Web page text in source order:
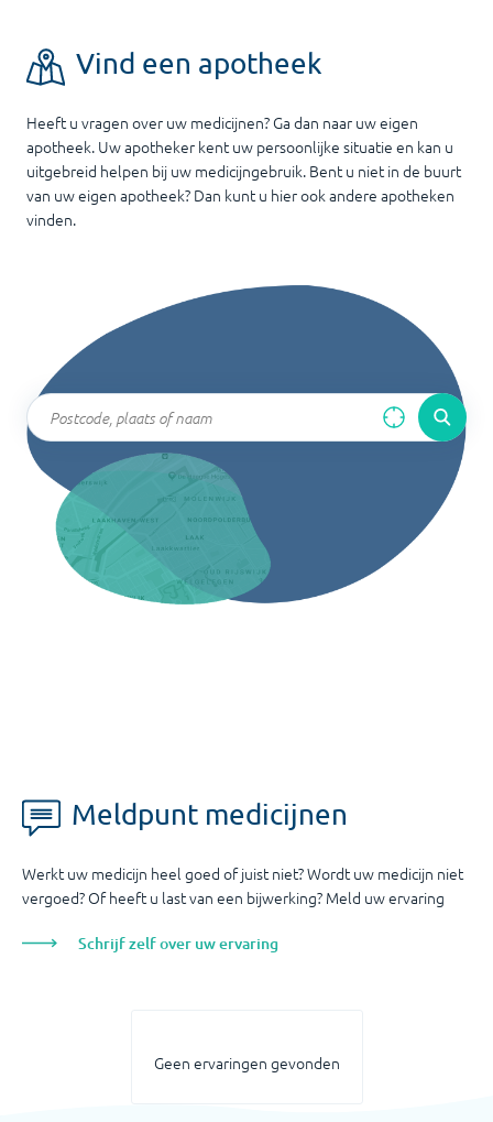
Vind een apotheek
Heeft u vragen over uw medicijnen? Ga dan naar uw eigen
apotheek. Uw apotheker kent uw persoonlijke situatie en kan u
uitgebreid helpen bij uw medicijngebruik. Bent u niet in de buurt
van uw eigen apotheek? Dan kunt u hier ook andere apotheken
vinden.
Meldpunt medicijnen
Werkt uw medicijn heel goed of juist niet? Wordt uw medicijn niet
vergoed? Of heeft u last van een bijwerking? Meld uw ervaring
Schrijf zelf over uw ervaring
Geen ervaringen gevonden